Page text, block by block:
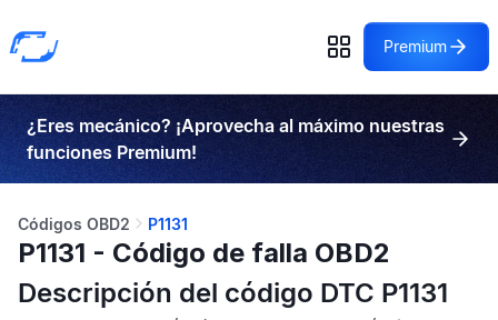
Premium
¿Eres mecánico? ¡Aprovecha al máximo nuestras
funciones Premium!
Códigos OBD2 P1131
P1131 - Código de falla OBD2
Descripción del código DTC P1131